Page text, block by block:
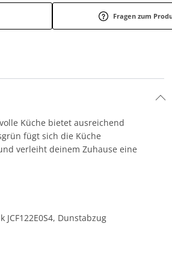
Fragen zum
Küche bietet ausreichend
fügt sich die Küche
verleiht deinem Zuhause eine
Dunstabzug